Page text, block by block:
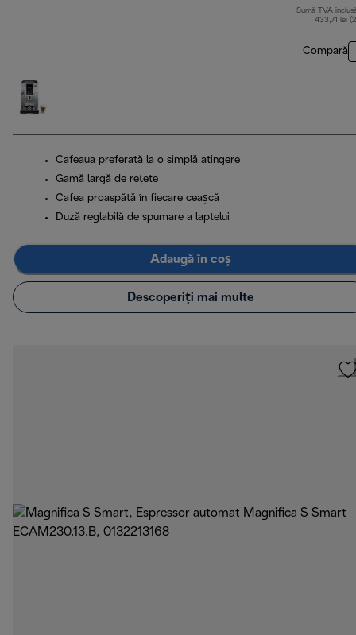
Sumă TVA
433,71 lei
Compară
Cafeaua preferată la o simplă atingere
Gamă largă de rețete
Cafea proaspătă în fiecare ceașcă
Duză reglabilă de spumare a laptelui
Adaugă în coș
Descoperiți mai multe